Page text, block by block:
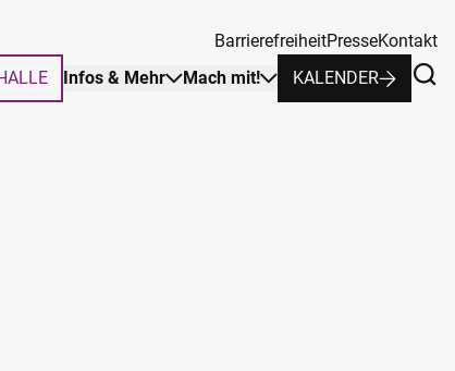
Infos & Mehr Mach mit! KALENDER
BarrierefreiheitPresseKontakt